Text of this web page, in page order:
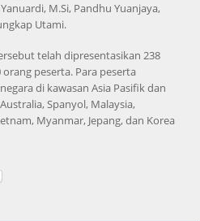
M.Si, Pandhu Yuanjaya,
Utami.
telah dipresentasikan 238
peserta. Para peserta
di kawasan Asia Pasifik dan
Spanyol, Malaysia,
Myanmar, Jepang, dan Korea